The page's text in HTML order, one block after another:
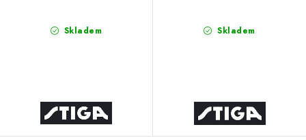
Skladem Skladem